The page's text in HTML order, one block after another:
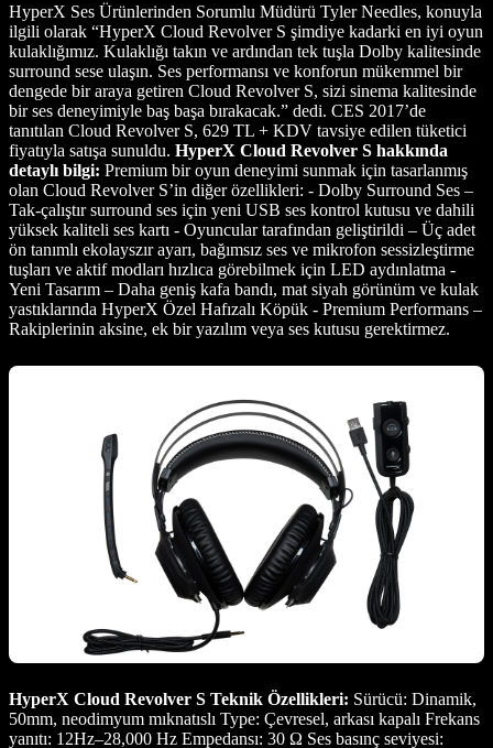
HyperX Ses Ürünlerinden Sorumlu Müdürü Tyler Needles, konuyla
ilgili olarak “HyperX Cloud Revolver S şimdiye kadarki en iyi oyun
kulaklığımız. Kulaklığı takın ve ardından tek tuşla Dolby kalitesinde
surround sese ulaşın. Ses performansı ve konforun mükemmel bir
dengede bir araya getiren Cloud Revolver S, sizi sinema kalitesinde
bir ses deneyimiyle baş başa bırakacak.” dedi. CES 2017’de
tanıtılan Cloud Revolver S, 629 TL + KDV tavsiye edilen tüketici
fiyatıyla satışa sunuldu. HyperX Cloud Revolver S hakkında
detaylı bilgi: Premium bir oyun deneyimi sunmak için tasarlanmış
olan Cloud Revolver S’in diğer özellikleri: - Dolby Surround Ses –
Tak-çalıştır surround ses için yeni USB ses kontrol kutusu ve dahili
yüksek kaliteli ses kartı - Oyuncular tarafından geliştirildi – Üç adet
ön tanımlı ekolayszır ayarı, bağımsız ses ve mikrofon sessizleştirme
tuşları ve aktif modları hızlıca görebilmek için LED aydınlatma -
Yeni Tasarım – Daha geniş kafa bandı, mat siyah görünüm ve kulak
yastıklarında HyperX Özel Hafızalı Köpük - Premium Performans –
Rakiplerinin aksine, ek bir yazılım veya ses kutusu gerektirmez.
HyperX Cloud Revolver S Teknik Özellikleri: Sürücü: Dinamik,
50mm, neodimyum mıknatıslı Type: Çevresel, arkası kapalı Frekans
yanıtı: 12Hz–28,000 Hz Empedansı: 30 Ω Ses basınç seviyesi: